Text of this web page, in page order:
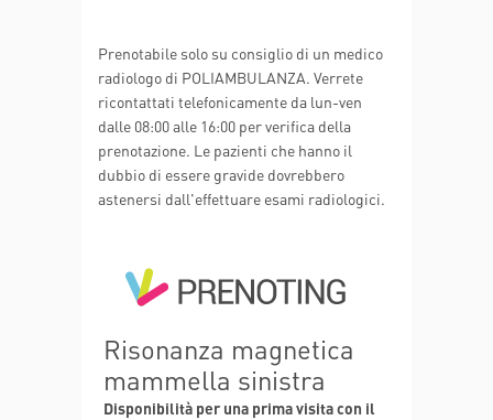
Prenotabile solo su consiglio di un medico
radiologo di POLIAMBULANZA. Verrete
ricontattati telefonicamente da lun-ven
dalle 08:00 alle 16:00 per verifica della
prenotazione. Le pazienti che hanno il
dubbio di essere gravide dovrebbero
astenersi dall'effettuare esami radiologici.
Risonanza magnetica
mammella sinistra
Disponibilità per una prima visita con il